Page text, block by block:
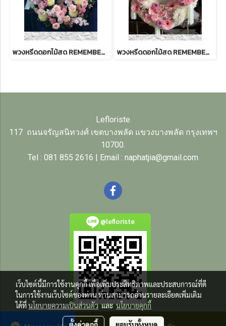
พวงหรีดดอกไม้สด REMEMBER 60 ดีไซน์สง่างาม | บริการส่งด่วนถึงวัด พวงหรีดดอกไม้สด REMEMBER 39 ดีไซน์สง่างาม | บริการส่งด่วนถึงวัด
Lefloriste
117 ถนนจรัญสนิทวงศ์ เขตบางพลัด แขวงบางพลัด กรุงเทพฯ
10700.
Tel : 081 855 2616 | Email : naphatjia@gmail.com
@lefloriste
เว็บไซต์นี้มีการใช้งานคุกกี้ เพื่อเพิ่มประสิทธิภาพและประสบการณ์ที่ดี
ในการใช้งานเว็บไซต์ของท่าน ท่านสามารถอ่านรายละเอียดเพิ่มเติม
ได้ที่นโยบายความเป็นส่วนตัวและนโยบายคุกกี้